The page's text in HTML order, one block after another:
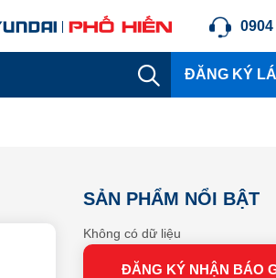
0904
ĐĂNG KÝ
SẢN PHẨM NỔI BẬT
Không có dữ liệu
ĐĂNG KÝ NHẬN BÁO